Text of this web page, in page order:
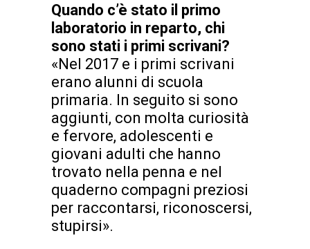
Quando c’è stato il primo
laboratorio in reparto, chi
sono stati i primi scrivani?
«Nel 2017 e i primi scrivani
erano alunni di scuola
primaria. In seguito si sono
aggiunti, con molta curiosità
e fervore, adolescenti e
giovani adulti che hanno
trovato nella penna e nel
quaderno compagni preziosi
per raccontarsi, riconoscersi,
stupirsi».